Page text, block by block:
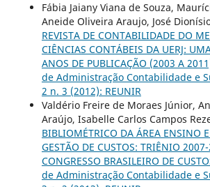
Fábia Jaiany Viana de Souza,
Aneide Oliveira Araujo, José
REVISTA DE CONTABILIDADE DO
CIÊNCIAS CONTÁBEIS DA UERJ:
ANOS DE PUBLICAÇÃO (2003 A
de Administração Contabilidade e
2 n. 3 (2012): REUNIR
Valdério Freire de Moraes Júnior,
Araújo, Isabelle Carlos Campos
BIBLIOMÉTRICO DA ÁREA ENSINO
GESTÃO DE CUSTOS: TRIÊNIO
CONGRESSO BRASILEIRO DE
de Administração Contabilidade e